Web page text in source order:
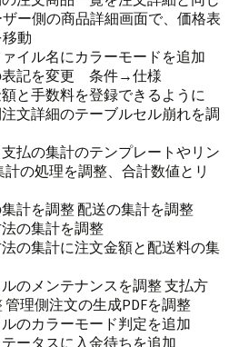
ー側の商品詳細画面で、価格表
動
ァイル名にカラーモードを追加
表記を変更 条件→仕様
額と手数料を登録できるように
注文詳細のテーブルセル崩れを調
支払の集計のテンプレートやリン
計の処理を調整、合計数値とリ
集計を調整 配送の集計を調整
法の集計を調整
法の集計に注文金額と配送料の集
ルのメンテナンスを調整 支払方
理側注文の生成PDFを調整
ルのカラーモード判定を追加
テータスに入金待ちを追加